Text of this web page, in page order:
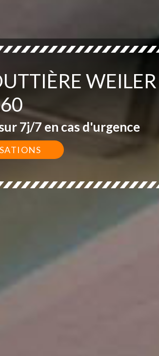
WEILER
7j/7 en cas d'urgence